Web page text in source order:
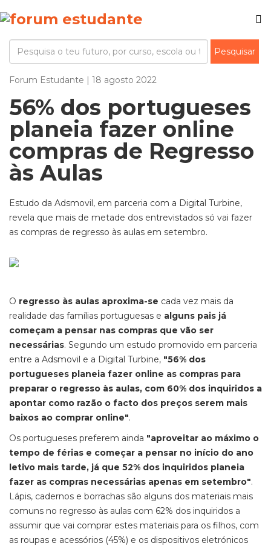
Forum Estudante | 18 agosto 2022
56% dos portugueses
planeia fazer online
compras de Regresso
às Aulas
Estudo da Adsmovil, em parceria com a Digital Turbine,
revela que mais de metade dos entrevistados só vai fazer
as compras de regresso às aulas em setembro.
O regresso às aulas aproxima-se cada vez mais da
realidade das famílias portuguesas e alguns pais já
começam a pensar nas compras que vão ser
necessárias. Segundo um estudo promovido em parceria
entre a Adsmovil e a Digital Turbine, "56% dos
portugueses planeia fazer online as compras para
preparar o regresso às aulas, com 60% dos inquiridos a
apontar como razão o facto dos preços serem mais
baixos ao comprar online".
Os portugueses preferem ainda "aproveitar ao máximo o
tempo de férias e começar a pensar no início do ano
letivo mais tarde, já que 52% dos inquiridos planeia
fazer as compras necessárias apenas em setembro".
Lápis, cadernos e borrachas são alguns dos materiais mais
comuns no regresso às aulas com 62% dos inquiridos a
assumir que vai comprar estes materiais para os filhos, com
as roupas e acessórios (45%) e os dispositivos eletrónicos